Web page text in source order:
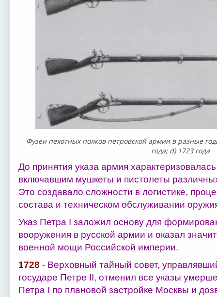
Фузеи пехотных полков петровской армии в разные
года; d) 1723 года
До принятия указа армия
включавшим мушкеты и пистолеты
Это создавало сложности в логистике,
состава и техническом обслуживании
Указ Петра I заложил основу для
вооружения в русской армии и оказал
военной мощи Российской империи.
1728 - Верховный тайный совет,
государе Петре II, отменил все указы
Петра I по плановой застройке Москвы и